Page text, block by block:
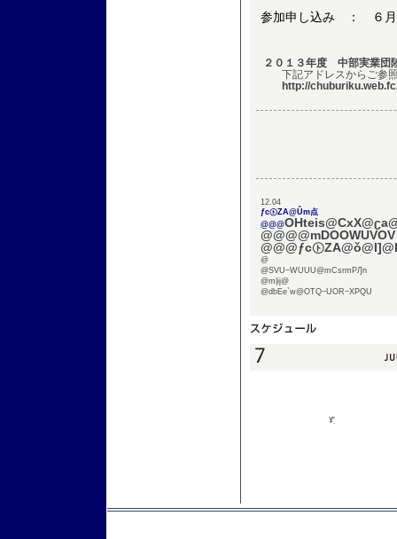
参加申し込み ： ６月
２０１３年度 中部実業団
下記アドレスからご参
http://
12.04
ƒc㋣ZA@Ûm点
@@@
@@@@mDOOWUVOV
@@@ƒc㋣
@
@SVU−WUUU@mCsrmPԒn
@m|ij@
@dbEe`w@OTQ−UOR−XPQU
¥͂܂